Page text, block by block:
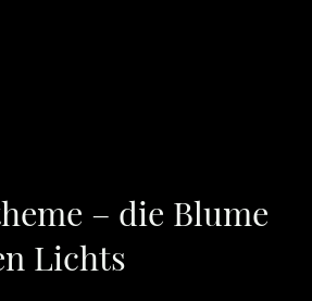
– die Blume
Lichts